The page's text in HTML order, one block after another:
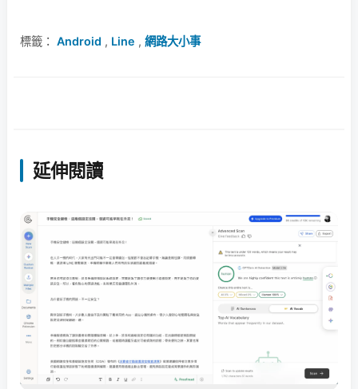
標籤： Android , Line , 網路大小事
延伸閱讀